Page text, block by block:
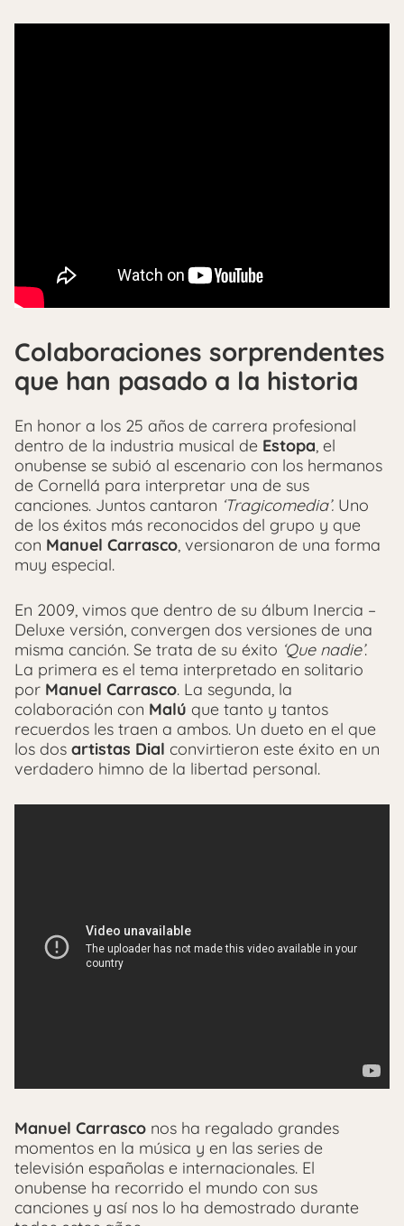
Colaboraciones sorprendentes
que han pasado a la historia
En honor a los 25 años de carrera profesional
dentro de la industria musical de Estopa, el
onubense se subió al escenario con los hermanos
de Cornellá para interpretar una de sus
canciones. Juntos cantaron ‘Tragicomedia’. Uno
de los éxitos más reconocidos del grupo y que
con Manuel Carrasco, versionaron de una forma
muy especial.
En 2009, vimos que dentro de su álbum Inercia –
Deluxe versión, convergen dos versiones de una
misma canción. Se trata de su éxito ‘Que nadie’.
La primera es el tema interpretado en solitario
por Manuel Carrasco. La segunda, la
colaboración con Malú que tanto y tantos
recuerdos les traen a ambos. Un dueto en el que
los dos artistas Dial convirtieron este éxito en un
verdadero himno de la libertad personal.
Manuel Carrasco nos ha regalado grandes
momentos en la música y en las series de
televisión españolas e internacionales. El
onubense ha recorrido el mundo con sus
canciones y así nos lo ha demostrado durante